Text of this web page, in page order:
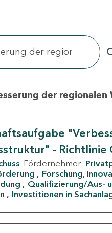
der
- Richtlinie
Fördernehmer:
Forschung,
Qualifizierung/Aus-
Investitionen in